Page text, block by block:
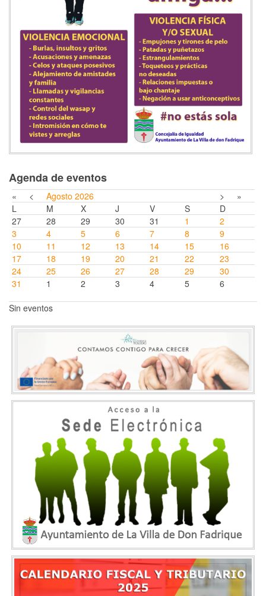
Agenda de eventos
« < Agosto 2026 >
»
L
M X J V S
D
27
28 29 30 31 1
2
3
4 5 6 7 8
9
10
11 12 13 14 15
16
17
18 19 20 21 22
23
24
25 26 27 28 29
30
31
1 2 3 4 5 6
Sin eventos